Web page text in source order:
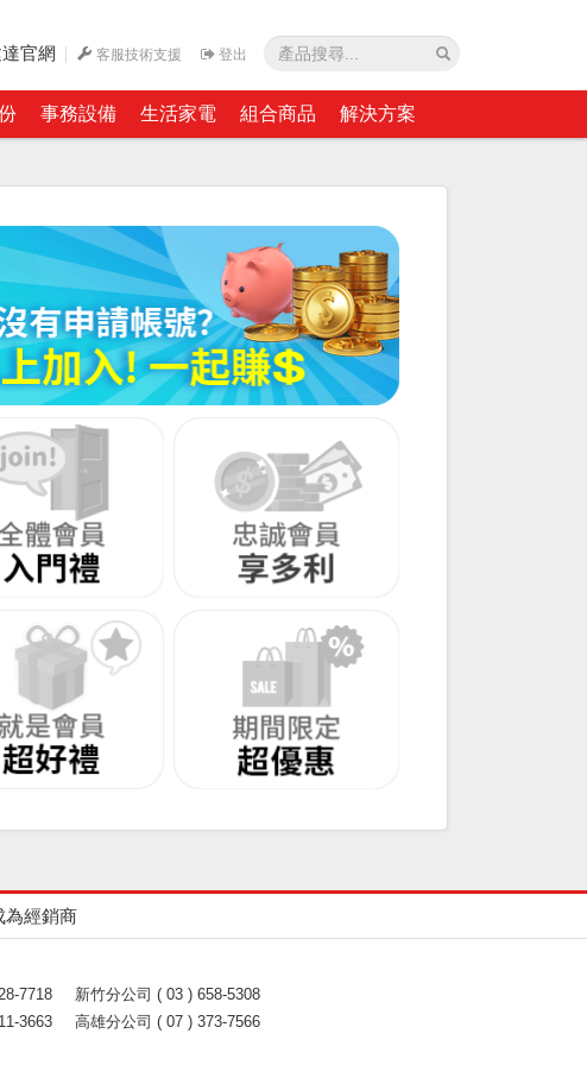
官網 客服技術支援 登出
事務設備 生活家電 組合商品 解決方案
為經銷商
7718
新竹分公司 ( 03 ) 658-5308
3663 高雄分公司 ( 07 ) 373-7566